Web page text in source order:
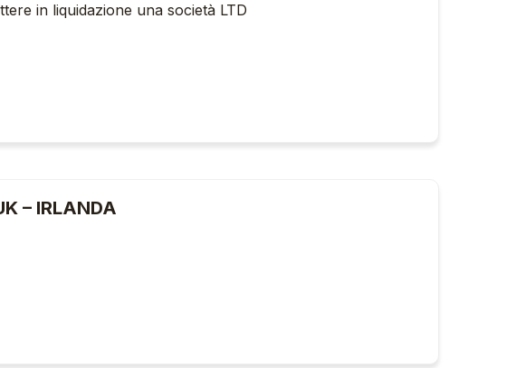
in liquidazione una società LTD
– IRLANDA